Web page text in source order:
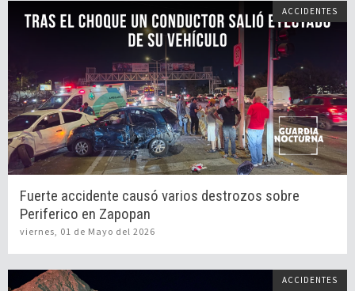
ACCIDENTES
Fuerte accidente causó varios destrozos sobre
Periferico en Zapopan
viernes, 01 de Mayo del 2026
ACCIDENTES